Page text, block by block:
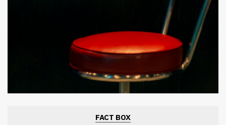
FACT BOX